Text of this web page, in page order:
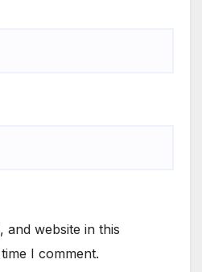
and website in this
I comment.